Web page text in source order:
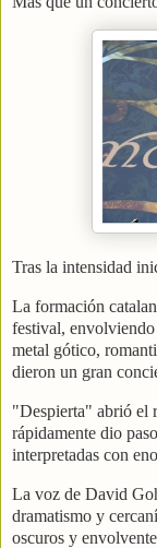
Tras la intensidad
La formación
festival,
metal gótico,
dieron un gran
"Despierta" abrió el
rápidamente dio
interpretadas con
La voz de David
dramatismo y
oscuros y